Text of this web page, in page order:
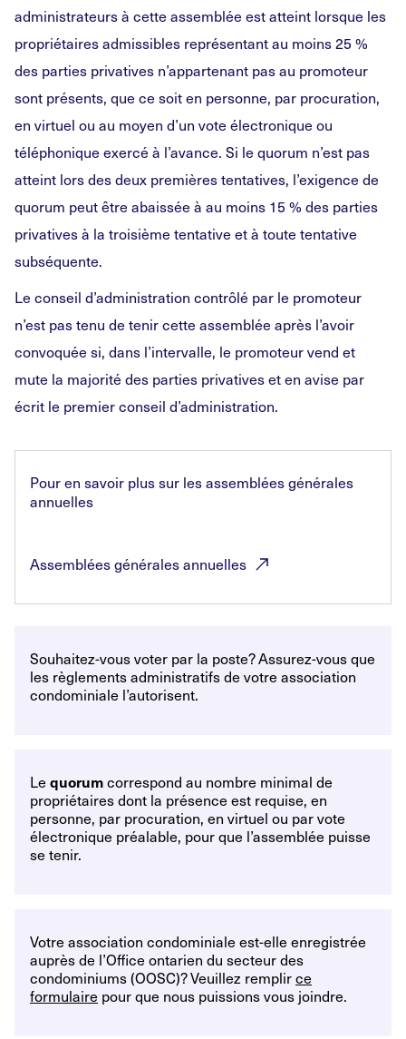
administrateurs à cette assemblée est atteint lorsque les
propriétaires admissibles représentant au moins 25 %
des parties privatives n’appartenant pas au promoteur
sont présents, que ce soit en personne, par procuration,
en virtuel ou au moyen d’un vote électronique ou
téléphonique exercé à l’avance. Si le quorum n’est pas
atteint lors des deux premières tentatives, l’exigence de
quorum peut être abaissée à au moins 15 % des parties
privatives à la troisième tentative et à toute tentative
subséquente.
Le conseil d’administration contrôlé par le promoteur
n’est pas tenu de tenir cette assemblée après l’avoir
convoquée si, dans l’intervalle, le promoteur vend et
mute la majorité des parties privatives et en avise par
écrit le premier conseil d’administration.
Pour en savoir plus sur les assemblées générales
annuelles
Assemblées généralesannuelles
Souhaitez-vous voter par la poste? Assurez-vous que
les règlements administratifs de votre association
condominiale l’autorisent.
Le quorumcorrespond au nombre minimal de
propriétaires dont la présence est requise, en
personne, par procuration, en virtuel ou par vote
électronique préalable, pour que l’assemblée puisse
se tenir.
Votre association condominiale est-elle enregistrée
auprès de l’Office ontarien du secteur des
condominiums (OOSC)? Veuillez remplirce
formulaire pour que nous puissions vous joindre.